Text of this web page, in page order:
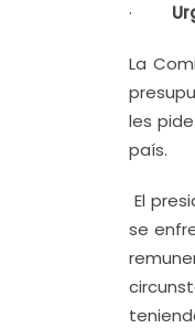
·
La
les
país.
El
se